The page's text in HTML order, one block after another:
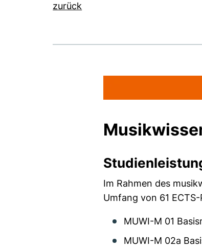
zurück
Im Rahmen des
Umfang von 61
MUWI-M 01
MUWI-M 02a